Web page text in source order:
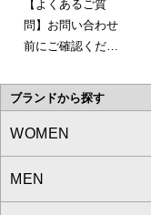
【よくあるご質
問】お問い合わせ
前にご確認くださ
ブランドから探す
WOMEN
a.v.v
MEN